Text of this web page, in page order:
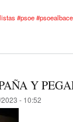
#psoe
Y
- 10:52